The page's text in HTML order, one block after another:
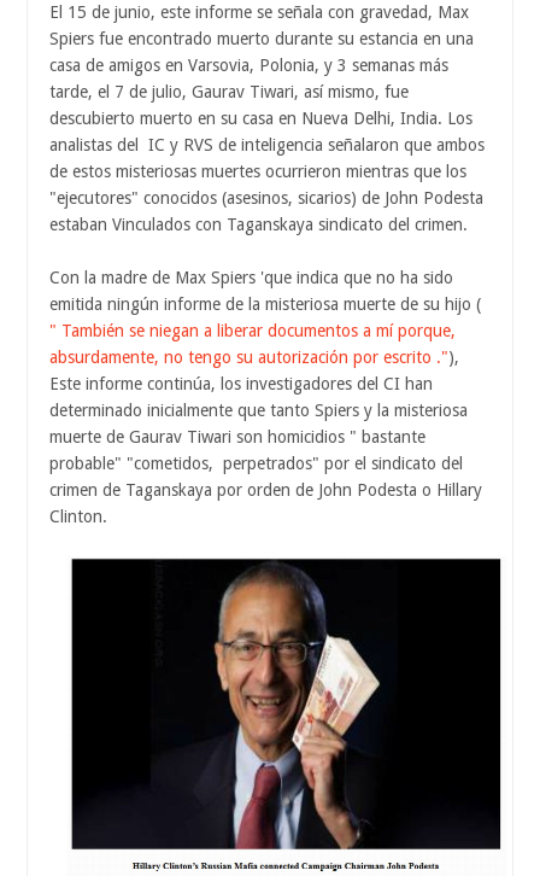
El 15 de junio, este informe se señala con gravedad, Max
Spiers fue encontrado muerto durante su estancia en una
casa de amigos en Varsovia, Polonia, y 3 semanas más
tarde, el 7 de julio, Gaurav Tiwari, así mismo, fue
descubierto muerto en su casa en Nueva Delhi, India. Los
analistas del IC y RVS de inteligencia señalaron que ambos
de estos misteriosas muertes ocurrieron mientras que los
"ejecutores" conocidos (asesinos, sicarios) de John Podesta
estaban Vinculados con Taganskaya sindicato del crimen.
Con la madre de Max Spiers 'que indica que no ha sido
emitida ningún informe de la misteriosa muerte de su hijo (
" También se niegan a liberar documentos a mí porque,
absurdamente, no tengo su autorización por escrito ."),
Este informe continúa, los investigadores del CI han
determinado inicialmente que tanto Spiers y la misteriosa
muerte de Gaurav Tiwari son homicidios " bastante
probable" "cometidos, perpetrados" por el sindicato del
crimen de Taganskaya por orden de John Podesta o Hillary
Clinton.